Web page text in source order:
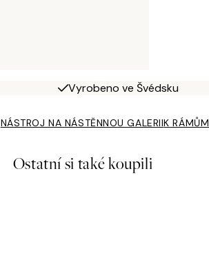
Vyrobeno ve Švédsku
NÁSTROJ NA NÁSTĚNNOU GALERIIK RÁMŮM
Ostatní si také koupili